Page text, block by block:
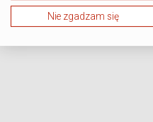
Nie zgadzam się